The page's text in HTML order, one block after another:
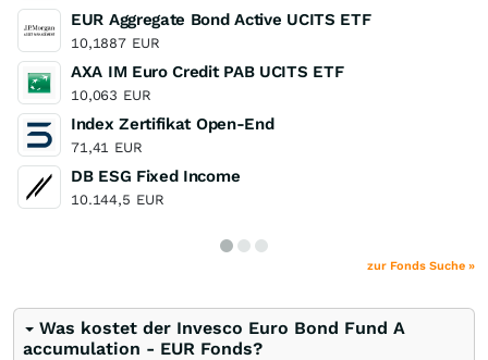
EUR Aggregate Bond Active UCITS ETF
10,1887 EUR
AXA IM Euro Credit PAB UCITS ETF
10,063 EUR
Index Zertifikat Open-End
71,41 EUR
DB ESG Fixed Income
10.144,5 EUR
zur Fonds Suche »
Was kostet der Invesco Euro Bond Fund A
accumulation - EUR Fonds?